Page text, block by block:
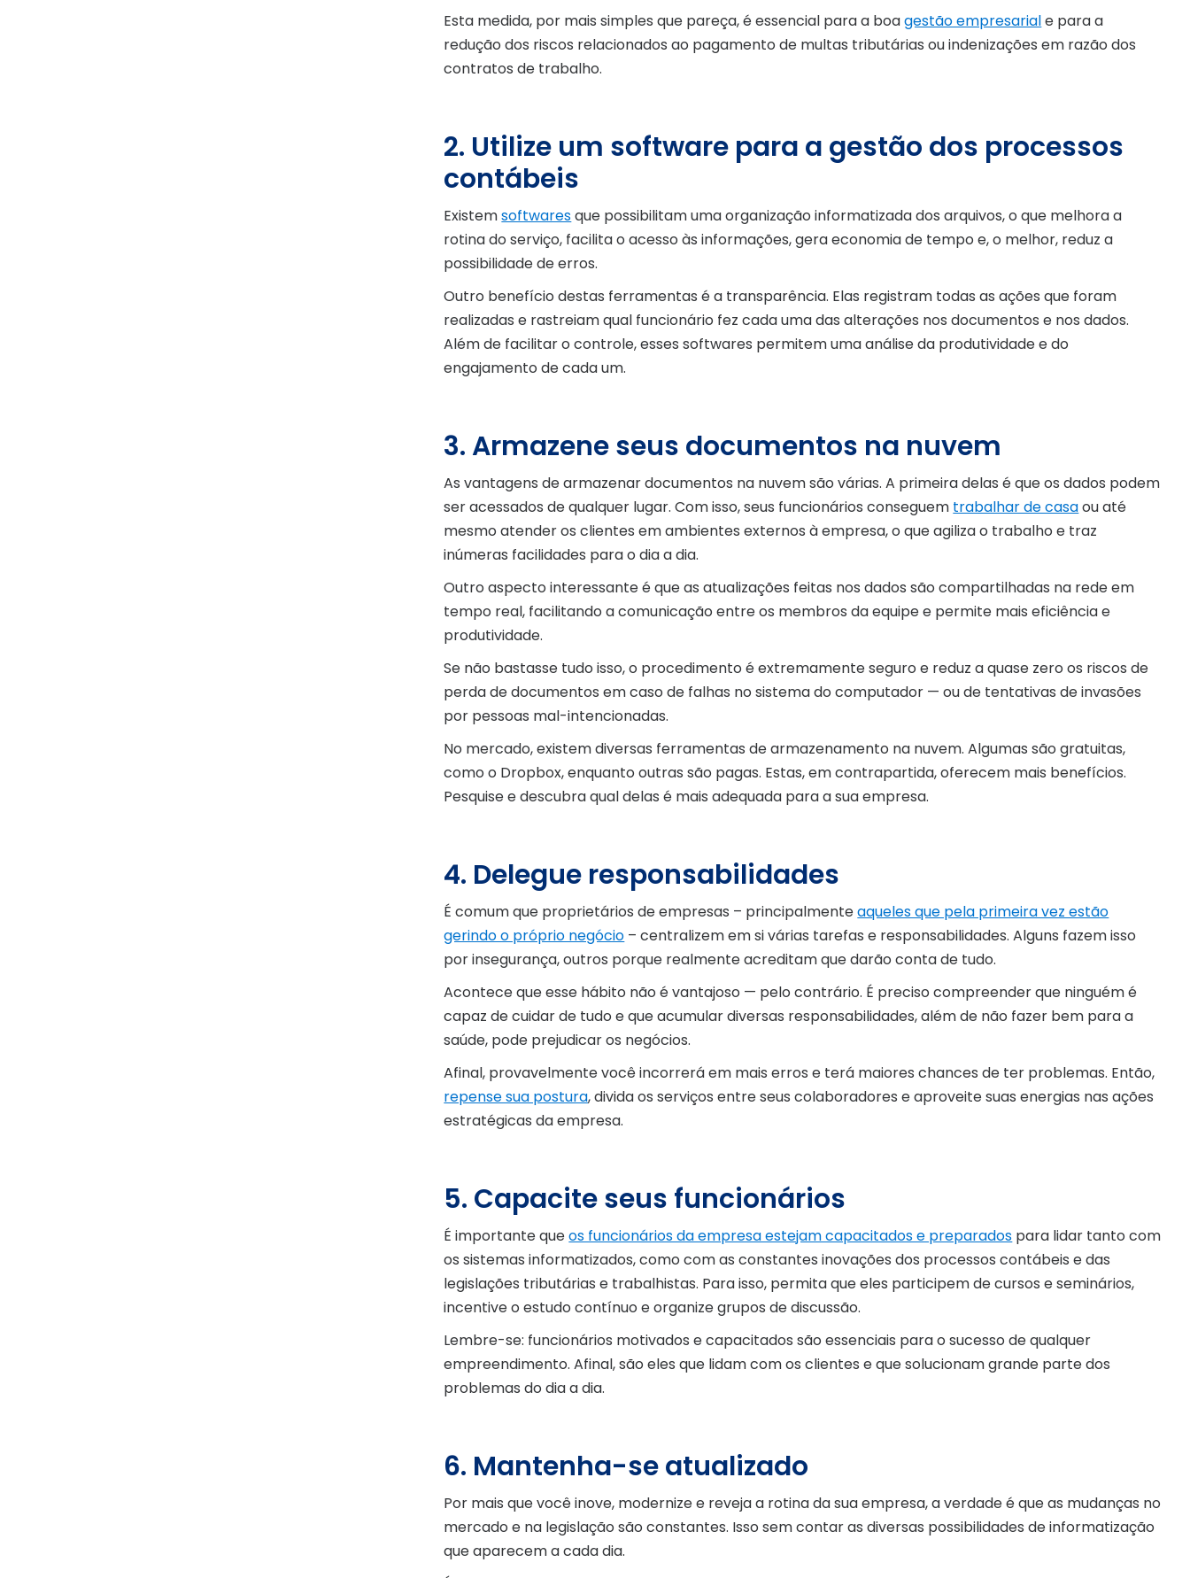
Esta medida, por mais simples que pareça, é essencial para a boagestão empresariale para a
redução dos riscos relacionados ao pagamento de multas tributárias ou indenizações em razão dos
contratos de trabalho.
2. Utilize um software para a gestão dos processos
contábeis
Existemsoftwaresque possibilitam uma organização informatizada dos arquivos, o que melhora a
rotina do serviço, facilita o acesso às informações, gera economia de tempo e, o melhor, reduz a
possibilidade de erros.
Outro benefício destas ferramentas é a transparência. Elas registram todas as ações que foram
realizadas e rastreiam qual funcionário fez cada uma das alterações nos documentos e nos dados.
Além de facilitar o controle, esses softwares permitem uma análise da produtividade e do
engajamento de cada um.
3. Armazene seus documentos na nuvem
As vantagens de armazenar documentos na nuvem são várias. A primeira delas é que os dados podem
ser acessados de qualquer lugar. Com isso, seus funcionários conseguem trabalhar de casaou até
mesmo atender os clientes em ambientes externos à empresa, o que agiliza o trabalho e traz
inúmeras facilidades para o dia a dia.
Outro aspecto interessante é que as atualizações feitas nos dados são compartilhadas na rede em
tempo real, facilitando a comunicação entre os membros da equipe e permite mais eficiência e
produtividade.
Se não bastasse tudo isso, o procedimento é extremamente seguro e reduz a quase zero os riscos de
perda de documentos em caso de falhas no sistema do computador — ou de tentativas de invasões
por pessoas mal-intencionadas.
No mercado, existem diversas ferramentas de armazenamento na nuvem. Algumas são gratuitas,
como o Dropbox, enquanto outras são pagas. Estas, em contrapartida, oferecem mais benefícios.
Pesquise e descubra qual delas é mais adequada para a sua empresa.
4. Delegue responsabilidades
É comum que proprietários de empresas – principalmenteaqueles que pela primeira vez estão
gerindo o próprio negócio – centralizem em si várias tarefas e responsabilidades. Alguns fazem isso
por insegurança, outros porque realmente acreditam que darão conta de tudo.
Acontece que esse hábito não é vantajoso — pelo contrário. É preciso compreender que ninguém é
capaz de cuidar de tudo e que acumular diversas responsabilidades, além de não fazer bem para a
saúde, pode prejudicar os negócios.
Afinal, provavelmente você incorrerá em mais erros e terá maiores chances de ter problemas. Então,
repense sua postura, divida os serviços entre seus colaboradores e aproveite suas energias nas ações
estratégicas da empresa.
5. Capacite seus funcionários
É importante queos funcionários da empresa estejam capacitados e preparados para lidar tanto com
os sistemas informatizados, como com as constantes inovações dos processos contábeis e das
legislações tributárias e trabalhistas. Para isso, permita que eles participem de cursos e seminários,
incentive o estudo contínuo e organize grupos de discussão.
Lembre-se: funcionários motivados e capacitados são essenciais para o sucesso de qualquer
empreendimento. Afinal, são eles que lidam com os clientes e que solucionam grande parte dos
problemas do dia a dia.
6. Mantenha-se atualizado
Por mais que você inove, modernize e reveja a rotina da sua empresa, a verdade é que as mudanças no
mercado e na legislação são constantes. Isso sem contar as diversas possibilidades de informatização
que aparecem a cada dia.